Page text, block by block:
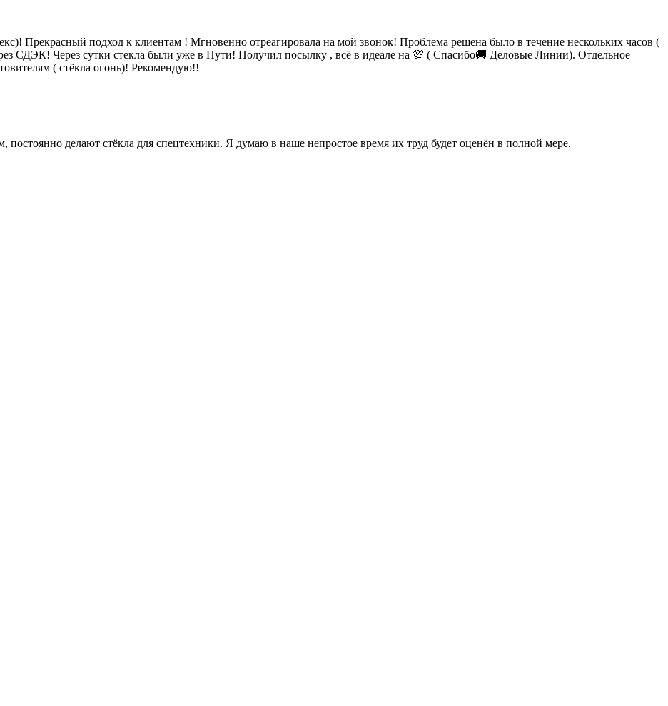
Прекрасный подход к клиентам ! Мгновенно отреагировала на мой звонок! Проблема решена было в течение нескольких часов (
СДЭК! Через сутки стекла были уже в Пути! Получил посылку , всё в идеале на 💯 ( Спасибо🚚 Деловые Линии). Отдельное
( стёкла огонь)! Рекомендую!!
делают стёкла для спецтехники. Я думаю в наше непростое время их труд будет оценён в полной мере.